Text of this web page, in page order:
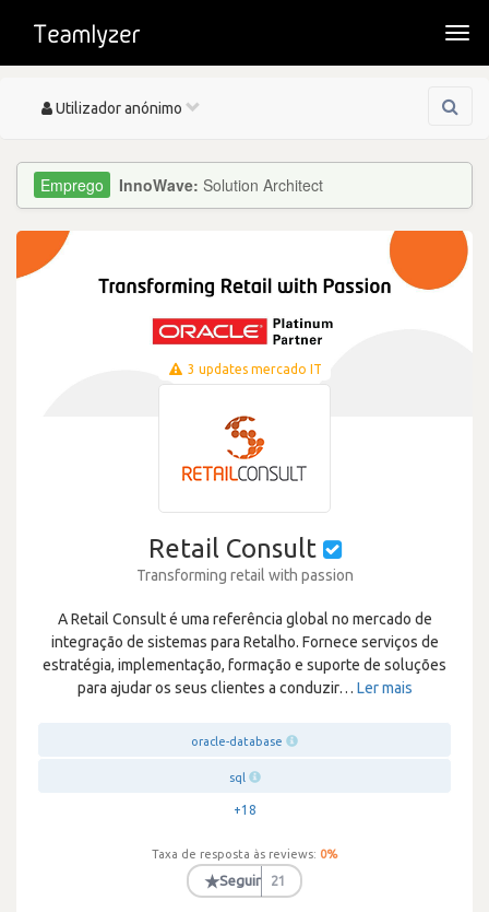
Toggle
Utilizador anónimo
InnoWave: Solution Architect
3 updates mercado IT
Retail Consult
Transforming retail with passion
A Retail Consult é uma referência global no mercado de
integração de sistemas para Retalho. Fornece serviços de
estratégia, implementação, formação e suporte de soluções
para ajudar os seus clientes a conduzir… Ler mais
oracle-database
sql
+18
Taxa de resposta às reviews: 0%
★Seguir 21